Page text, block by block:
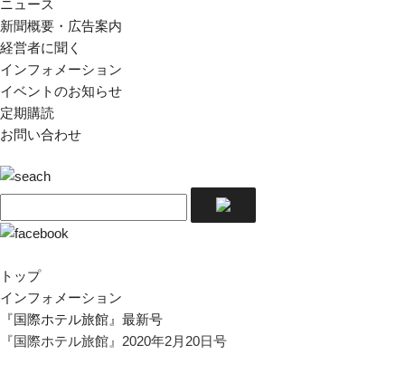
ニュース
新聞概要・広告案内
経営者に聞く
インフォメーション
イベントのお知らせ
定期購読
お問い合わせ
トップ
インフォメーション
『国際ホテル旅館』最新号
『国際ホテル旅館』2020年2月20日号